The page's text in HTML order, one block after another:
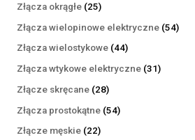
Złącza okrągłe 2525
produktów
Złącza wielopinowe elektryczne 5454
Złącza wielostykowe 4444
produkty
Złącza wtykowe elektryczne 3131
Złącze skręcane 2828
produktów
Złącza prostokątne 5454
Złącze męskie 2222